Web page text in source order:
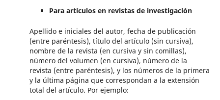
Para artículos en revistas de investigación
Apellido e iniciales del autor, fecha de publicación
(entre paréntesis), título del artículo (sin cursiva),
nombre de la revista (en cursiva y sin comillas),
número del volumen (en cursiva), número de la
revista (entre paréntesis), y los números de la primera
y la última página que correspondan a la extensión
total del artículo. Por ejemplo: